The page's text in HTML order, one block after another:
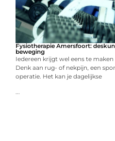
Fysiotherapie Amersfoort:
beweging
Iedereen krijgt wel eens te
Denk aan rug- of nekpijn, een
operatie. Het kan je dagelijkse
...